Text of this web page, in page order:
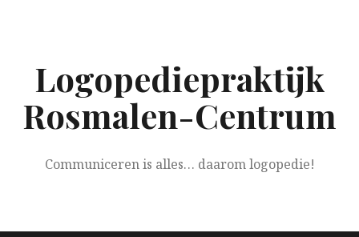
Logopediepraktijk
Rosmalen-Centrum
Communiceren is alles… daarom logopedie!